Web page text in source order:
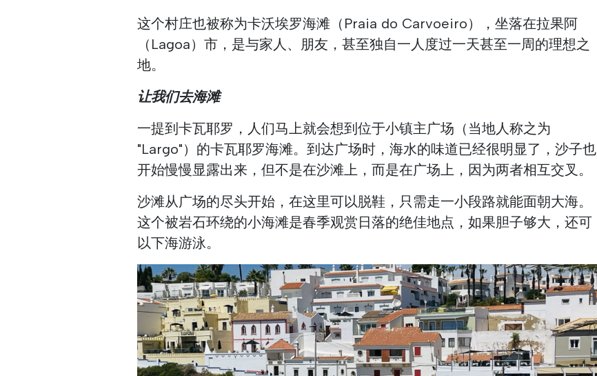
这个村庄也被称为卡沃埃罗海滩（Praia do Carvoeiro），坐落在拉果阿
（Lagoa）市，是与家人、朋友，甚至独自一人度过一天甚至一周的理想之
地。
让我们去海滩
一提到卡瓦耶罗，人们马上就会想到位于小镇主广场（当地人称之为
"Largo"）的卡瓦耶罗海滩。到达广场时，海水的味道已经很明显了，沙子也
开始慢慢显露出来，但不是在沙滩上，而是在广场上，因为两者相互交叉。
沙滩从广场的尽头开始，在这里可以脱鞋，只需走一小段路就能面朝大海。
这个被岩石环绕的小海滩是春季观赏日落的绝佳地点，如果胆子够大，还可
以下海游泳。